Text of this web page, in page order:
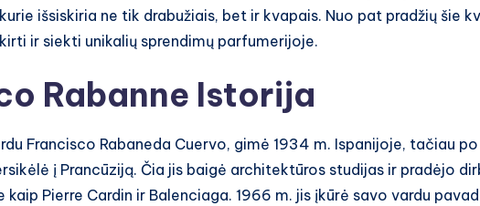
išsiskiria ne tik drabužiais, bet ir kvapais. Nuo pat pradžių šie
ir siekti unikalių sprendimų parfumerijoje.
Rabanne Istorija
Francisco Rabaneda Cuervo, gimė 1934 m. Ispanijoje, tačiau po
į Prancūziją. Čia jis baigė architektūros studijas ir pradėjo
Pierre Cardin ir Balenciaga. 1966 m. jis įkūrė savo vardu